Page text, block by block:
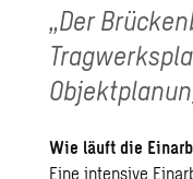
„Der
Wie läuft die
Eine intensive